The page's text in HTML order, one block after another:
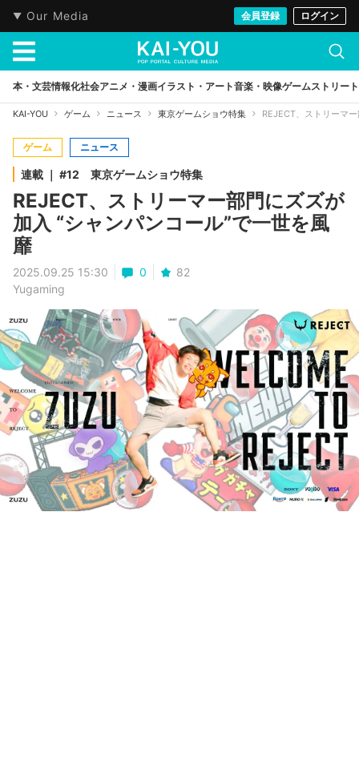
Our Media 会員登録 ログイン
本・文芸情報化社会アニメ・漫画イラスト・アート音楽・映像ゲームストリート
KAI-YOU ゲーム ニュース 東京ゲームショウ特集 REJECT、ストリーマ
ゲーム ニュース
連載 ｜ #12 東京ゲームショウ特集
REJECT、ストリーマー部門にズズが
加入 “シャンパンコール”で一世を風
靡
2025.09.25 15:30 0
82
Yugaming